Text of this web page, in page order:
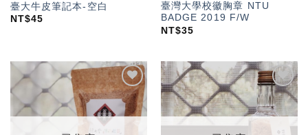
臺大牛皮筆記本-空白
NT$45
臺灣大學校徽胸章 NTU
BADGE 2019 F/W
NT$35
加入
「願
望輕
加入
「願
望輕
單」